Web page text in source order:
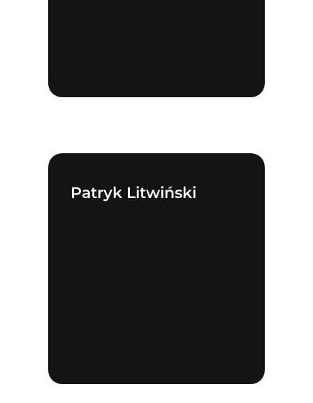
Patryk Litwiński